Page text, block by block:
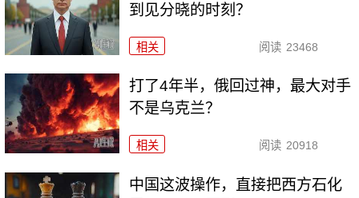
到见分晓的时刻？
相关 阅读 23468
打了4年半，俄回过神，最大对手
不是乌克兰？
相关 阅读 20918
中国这波操作，直接把西方石化